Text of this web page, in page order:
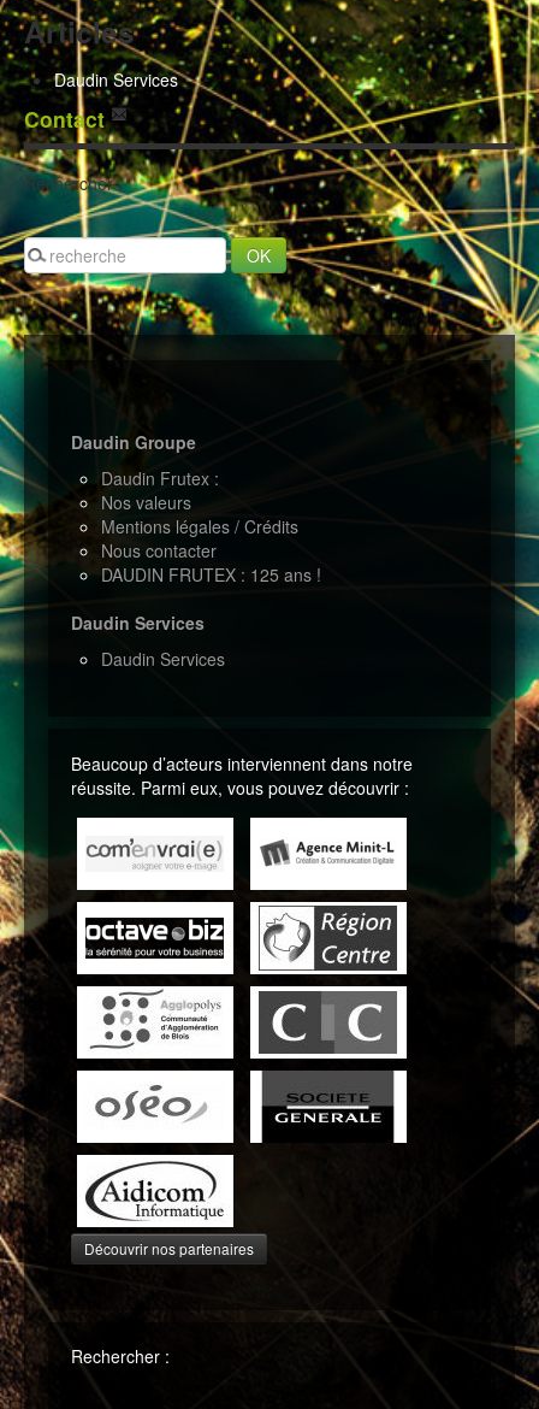
Articles
Daudin Services
Contact
Rechercher :
Daudin Groupe
Daudin Frutex :
Nos valeurs
Mentions légales / Crédits
Nous contacter
DAUDIN FRUTEX : 125 ans !
Daudin Services
Daudin Services
Beaucoup d’acteurs interviennent dans notre
réussite. Parmi eux, vous pouvez découvrir :
Découvrir nos partenaires
Rechercher :